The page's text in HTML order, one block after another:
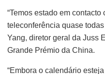
“Temos estado em
teleconferência quase
Yang, diretor geral da Juss
Grande Prémio da China.
“Embora o calendário